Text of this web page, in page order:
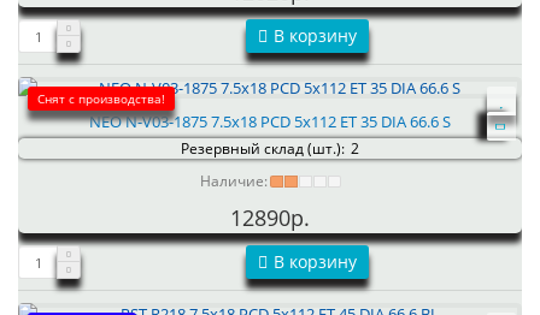
В корзину
Снят с производства!
NEO N-V03-1875 7.5x18 PCD 5x112 ET 35 DIA 66.6 S
Резервный склад (шт.): 2
Наличие:
12890р.
В корзину